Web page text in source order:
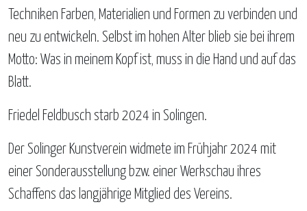
Techniken Farben, Materialien und Formen zu verbinden und
neu zu entwickeln. Selbst im hohen Alter blieb sie bei ihrem
Motto: Was in meinem Kopf ist, muss in die Hand und auf das
Blatt.
Friedel Feldbusch starb 2024 in Solingen.
Der Solinger Kunstverein widmete im Frühjahr 2024 mit
einer Sonderausstellung bzw. einer Werkschau ihres
Schaffens das langjährige Mitglied des Vereins.